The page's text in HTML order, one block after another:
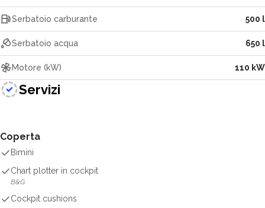
Serbatoio carburante 500 l
Serbatoio acqua 650 l
Motore (kW) 110 kW
Servizi
Coperta
Bimini
Chart plotter in cockpit
B&G
Cockpit cushions